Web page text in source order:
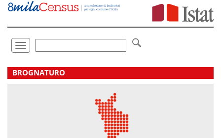
Vai
direttamente
Toggle
navigation
.
BROGNATURO